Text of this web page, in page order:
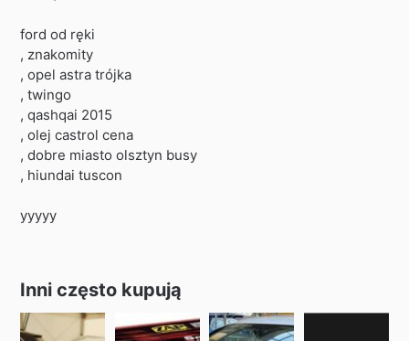
ford od ręki
, znakomity
, opel astra trójka
, twingo
, qashqai 2015
, olej castrol cena
, dobre miasto olsztyn busy
, hiundai tuscon
yyyyy
Inni często kupują